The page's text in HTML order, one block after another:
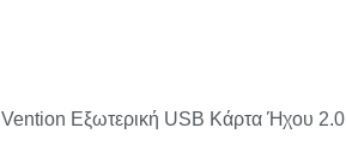
Vention Εξωτερική USB Κάρτα Ήχου 2.0